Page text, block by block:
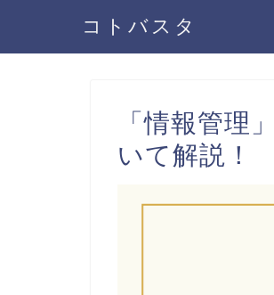
コトバスタ
「情報管理
いて解説！